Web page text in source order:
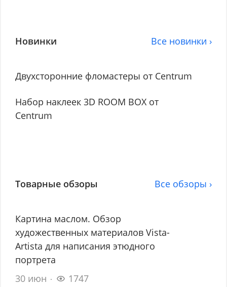
Новинки Все новинки ›
Двухсторонние фломастеры от Centrum
Набор наклеек 3D ROOM BOX от
Centrum
Товарные обзоры Все обзоры ›
Картина маслом. Обзор
художественных материалов Vista-
Artista для написания этюдного
портрета
30 июн
1747